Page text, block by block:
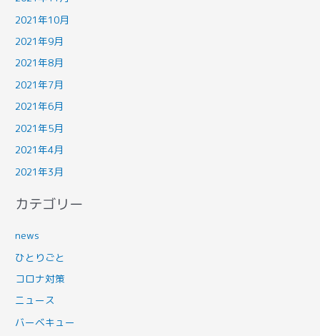
2021年10月
2021年9月
2021年8月
2021年7月
2021年6月
2021年5月
2021年4月
2021年3月
カテゴリー
news
ひとりごと
コロナ対策
ニュース
バーベキュー